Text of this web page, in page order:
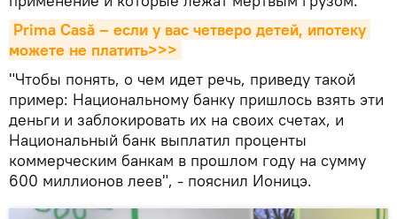
Prima Casă – если у вас четверо детей, ипотеку
можете не платить>>>
"Чтобы понять, о чем идет речь, приведу такой
пример: Национальному банку пришлось взять эти
деньги и заблокировать их на своих счетах, и
Национальный банк выплатил проценты
коммерческим банкам в прошлом году на сумму
600 миллионов леев", - пояснил Ионицэ.